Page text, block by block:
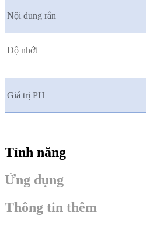
Nội dung rắn
Độ nhớt
Giá trị PH
Tính năng
Ứng dụng
Thông tin thêm